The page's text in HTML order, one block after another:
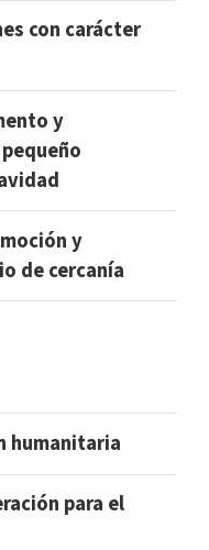
con carácter
y
y
de cercanía
humanitaria
para el